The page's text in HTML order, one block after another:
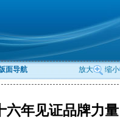
面导航 放大 缩小
六年见证品牌力量